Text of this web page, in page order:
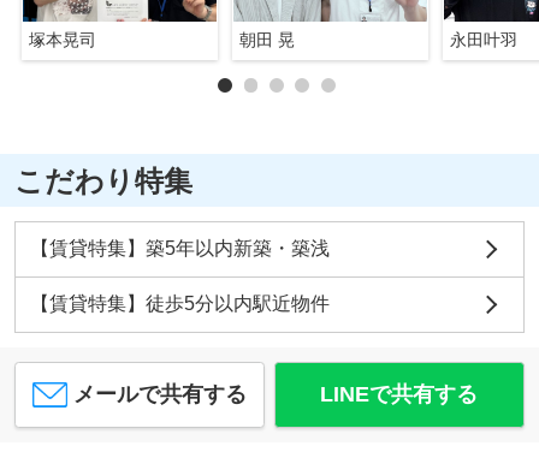
塚本晃司 朝田 晃 永田叶羽
こだわり特集
【賃貸特集】築5年以内新築・築浅
【賃貸特集】徒歩5分以内駅近物件
メールで共有する LINEで共有する